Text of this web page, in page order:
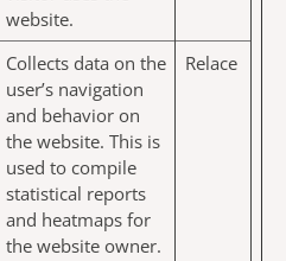
website.
Collects data on the
user’s navigation
and behavior on
the website. This is
used to compile
statistical reports
and heatmaps for
the website owner.
Relace